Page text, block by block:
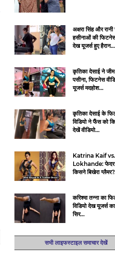
अक्षरा सिंह और रानी
हसीनाओं की फिटनेस
देख यूजर्स हुए हैरान...
कृतिका देसाई ने जीम
पसीना, फिटनेस
यूजर्स मदहोश...
कृतिका देसाई के
विडियो ने फैंस को
देखें वीडियो...
Katrina Kaif
Lokhande: फेदर
किसने बिखेरा
करिश्मा तन्ना का
विडियो देख यूजर्स
सिर...
सभी लाइफस्टाइल समाचार देखें